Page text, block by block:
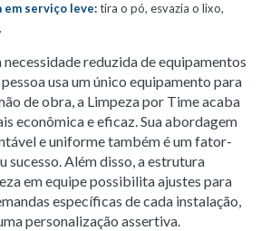
em serviço leve:tira o pó, esvazia o lixo,
necessidade reduzida de equipamentos
usa um único equipamento para
de obra, a Limpeza por Time acaba
econômica e eficaz. Sua abordagem
e uniforme também é um fator-
sucesso. Além disso, a estrutura
em equipe possibilita ajustes para
específicas de cada instalação,
personalização assertiva.